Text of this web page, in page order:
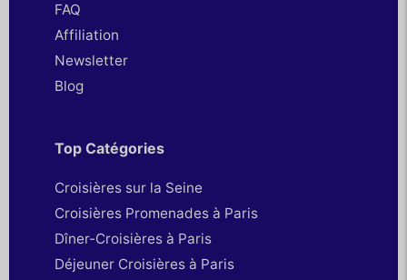
FAQ
Affiliation
Newsletter
Blog
Top Catégories
Croisières sur la Seine
Croisières Promenades à Paris
Dîner-Croisières à Paris
Déjeuner Croisières à Paris